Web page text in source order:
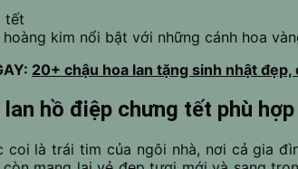
hoàng kim nổi bật với những cánh hoa
20+ chậu hoa lan tặng sinh nhật đẹp,
lan hồ điệp chưng tết phù
coi là trái tim của ngôi nhà, nơi cả gia